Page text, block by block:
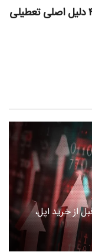
پایان تلخ پروژه‌های میلیون دلاری؛ بررسی ۴ دلیل اصلی تعطیلی
از خرید اپل،